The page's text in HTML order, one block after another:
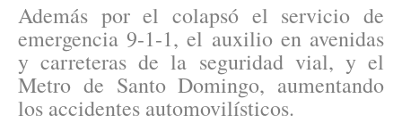
Además por el colapsó el servicio de
emergencia 9-1-1, el auxilio en avenidas
y carreteras de la seguridad vial, y el
Metro de Santo Domingo, aumentando
los accidentes automovilísticos.